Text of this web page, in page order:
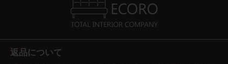
返品について